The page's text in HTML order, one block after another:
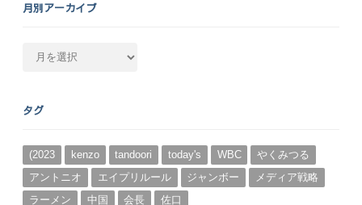
月別アーカイブ
カ
ブ
タグ
(2023 kenzo tandoori today's WBC
やくみつる
アントニオ
エイプリルール ジャンボー
メディア戦略
ラーメン
中国 会長
佐口